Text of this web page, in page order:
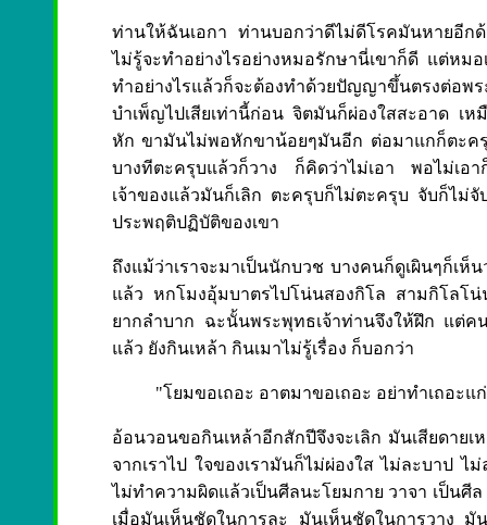
ท่านให้ฉันเอกา ท่านบอกว่าดีไม่ดีโรคมันหายอีก
ไม่รู้จะทำอย่างไรอย่างหมอรักษานี่เขาก็ดี แต่หม
ทำอย่างไรแล้วก็จะต้องทำด้วยปัญญาขึ้นตรงต่อ
บำเพ็ญไปเสียเท่านี้ก่อน จิตมันก็ผ่องใสสะอาด เ
หัก ขามันไม่พอหักขาน้อยๆมันอีก ต่อมาแกก็ตะครุ
บางทีตะครุบแล้วก็วาง ก็คิดว่าไม่เอา พอไม่เอ
เจ้าของแล้วมันก็เลิก ตะครุบก็ไม่ตะครุบ จับก็ไม่
ประพฤติปฏิบัติของเขา
ถึงแม้ว่าเราจะมาเป็นนักบวช บางคนก็ดูเผินๆก็เ
แล้ว หกโมงอุ้มบาตรไปโน่นสองกิโล สามกิโลโน่
ยากลำบาก ฉะนั้นพระพุทธเจ้าท่านจึงให้ฝึก แต่ค
แล้ว ยังกินเหล้า กินเมาไม่รู้เรื่อง ก็บอกว่า
"โยมขอเถอะ อาตมาขอเถอะ อย่าทำเถอะ
อ้อนวอนขอกินเหล้าอีกสักปีจึงจะเลิก มันเสียดา
จากเราไป ใจของเรามันก็ไม่ผ่องใส ไม่ละบาป
ไม่ทำความผิดแล้วเป็นศีลนะโยมกาย วาจา เป็น
เมื่อมันเห็นชัดในการละ มันเห็นชัดในการวาง